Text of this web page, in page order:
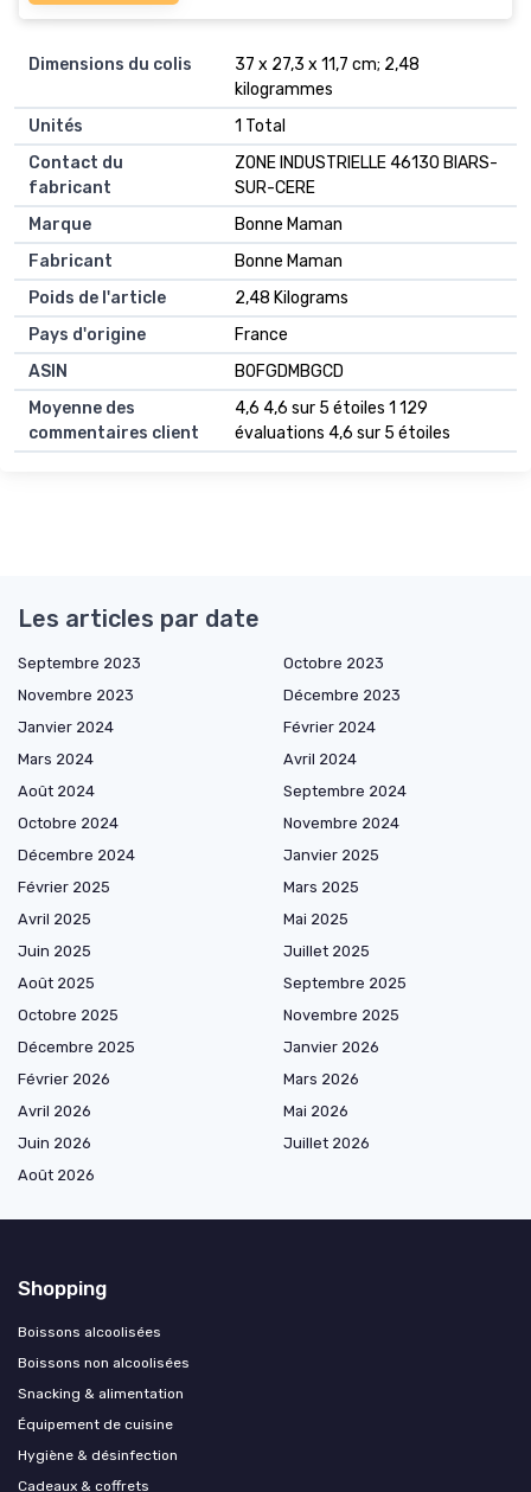
Dimensions du colis
‎37 x 27,3 x 11,7 cm; 2,48
kilogrammes
Unités
‎1 Total
Contact du
fabricant
‎ZONE INDUSTRIELLE 46130 BIARS-
SUR-CERE
Marque
‎Bonne Maman
Fabricant
‎Bonne Maman
Poids de l'article
‎2,48 Kilograms
Pays d'origine
‎France
ASIN
B0FGDMBGCD
Moyenne des
commentaires client
4,6 4,6 sur 5 étoiles 1 129
évaluations 4,6 sur 5 étoiles
Les articles par date
Septembre 2023
Octobre 2023
Novembre 2023
Décembre 2023
Janvier 2024
Février 2024
Mars 2024
Avril 2024
Août 2024
Septembre 2024
Octobre 2024
Novembre 2024
Décembre 2024
Janvier 2025
Février 2025
Mars 2025
Avril 2025
Mai 2025
Juin 2025
Juillet 2025
Août 2025
Septembre 2025
Octobre 2025
Novembre 2025
Décembre 2025
Janvier 2026
Février 2026
Mars 2026
Avril 2026
Mai 2026
Juin 2026
Juillet 2026
Août 2026
Shopping
Boissons alcoolisées
Boissons non alcoolisées
Snacking & alimentation
Équipement de cuisine
Hygiène & désinfection
Cadeaux & coffrets